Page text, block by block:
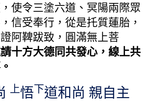
使令三塗六道、冥陽兩際眾
信受奉行，從是托質蓮胎，
阿鞞跋致，圓滿無上菩
十方大德同共發心，線上共
上悟下道和尚 親自主